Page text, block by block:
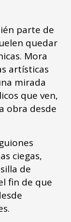
parte de
quedar
Mora
artísticas
mirada
que ven,
obra desde
ciegas,
de
fin de que